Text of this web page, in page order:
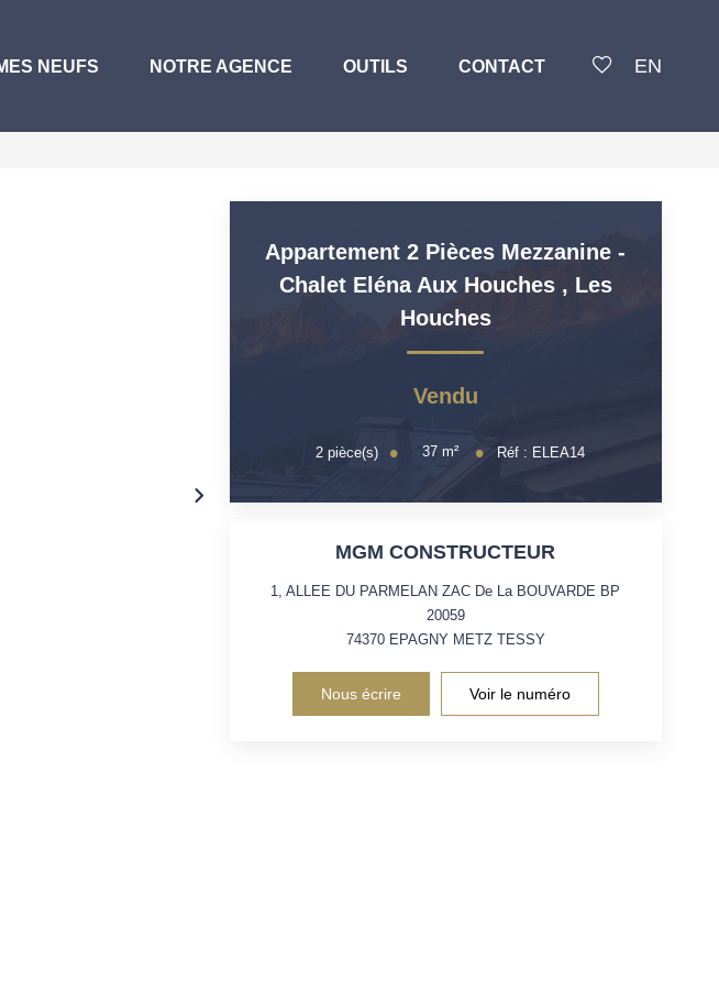
NEUFS NOTRE AGENCE OUTILS CONTACT EN
Appartement 2 Pièces Mezzanine -
Chalet Eléna Aux Houches , Les
Houches
Vendu
2 pièce(s) 37 m² Réf : ELEA14
MGM CONSTRUCTEUR
1, ALLEE DU PARMELAN ZAC De La BOUVARDE BP
20059
74370 EPAGNY METZ TESSY
Nous écrire Voir le numéro